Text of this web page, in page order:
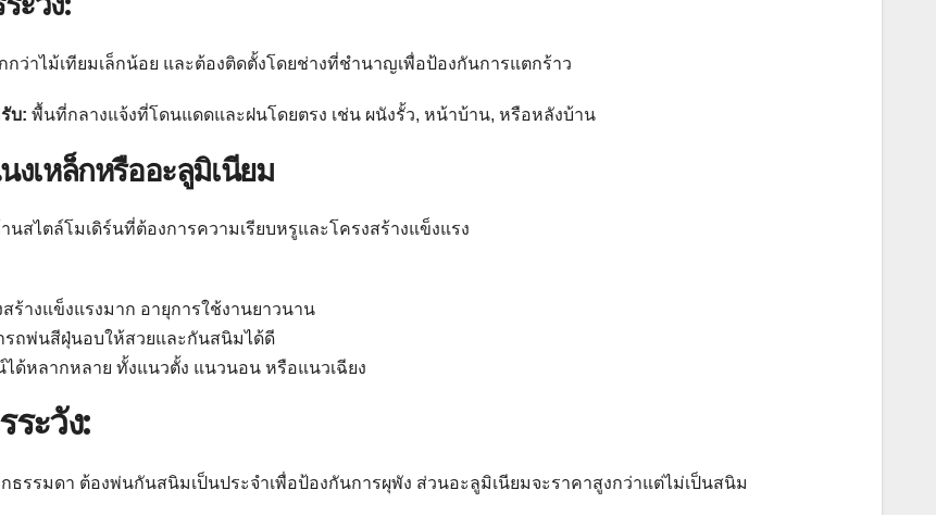
ว่าไม้เทียมเล็กน้อย และต้องติดตั้งโดยช่างที่ชำนาญเพื่อป้องกันการแตกร้าว
บ: พื้นที่กลางแจ้งที่โดนแดดและฝนโดยตรง เช่น ผนังรั้ว, หน้าบ้าน, หรือหลังบ้าน
งเหล็กหรืออะลูมิเนียม
นสไตล์โมเดิร์นที่ต้องการความเรียบหรูและโครงสร้างแข็งแรง
สร้างแข็งแรงมาก อายุการใช้งานยาวนาน
รถพ่นสีฝุ่นอบให้สวยและกันสนิมได้ดี
ได้หลากหลาย ทั้งแนวตั้ง แนวนอน หรือแนวเฉียง
ระวัง:
ธรรมดา ต้องพ่นกันสนิมเป็นประจำเพื่อป้องกันการผุพัง ส่วนอะลูมิเนียมจะราคาสูงกว่าแต่ไม่เป็นสนิม